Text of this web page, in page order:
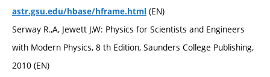
astr.gsu.edu/hbase/hframe.html (EN)
Serway R.,A, Jewett J,W: Physics for Scientists and Engineers
with Modern Physics, 8 th Edition, Saunders College Publishing,
2010 (EN)